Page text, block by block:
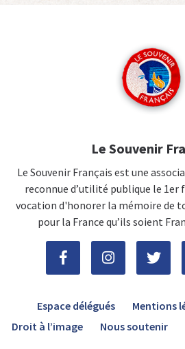
Le Souvenir
Le Souvenir Français est une
reconnue d’utilité publique le 1er
vocation d'honorer la mémoire de
pour la France qu’ils soient
Espace délégués Mentions
Droit à l’image
Nous soutenir